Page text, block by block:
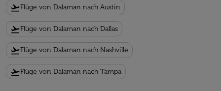
flight_takeoffFlüge von Dalaman nach Austin
flight_takeoffFlüge von Dalaman nach Dallas
flight_takeoffFlüge von Dalaman nach Nashville
flight_takeoffFlüge von Dalaman nach Tampa